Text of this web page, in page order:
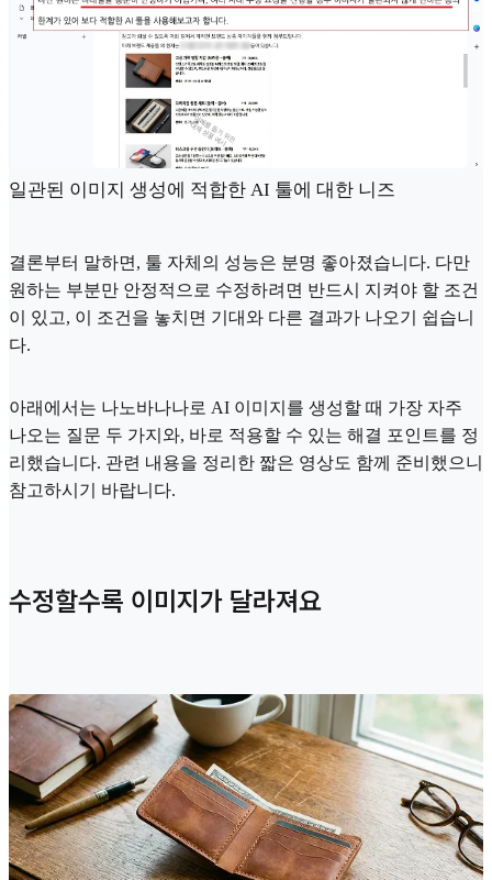
일관된 이미지 생성에 적합한 AI 툴에 대한 니즈
결론부터 말하면, 툴 자체의 성능은 분명 좋아졌습니다. 다만
원하는 부분만 안정적으로 수정하려면 반드시 지켜야 할 조건
이 있고, 이 조건을 놓치면 기대와 다른 결과가 나오기 쉽습니
다.
아래에서는 나노바나나로 AI 이미지를 생성할 때 가장 자주
나오는 질문 두 가지와, 바로 적용할 수 있는 해결 포인트를 정
리했습니다. 관련 내용을 정리한 짧은 영상도 함께 준비했으니
참고하시기 바랍니다.
수정할수록 이미지가 달라져요